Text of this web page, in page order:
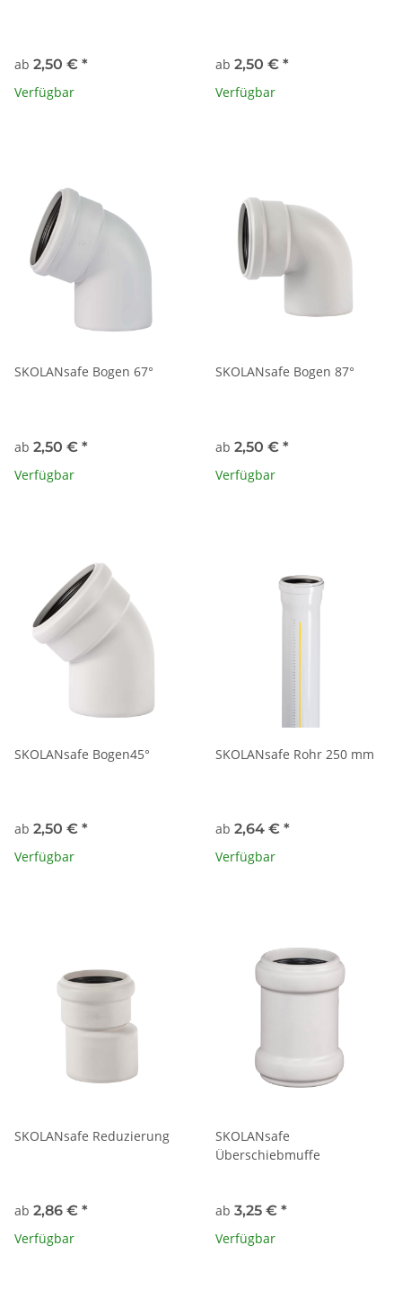
ab 2,50 € *
Verfügbar
ab 2,50 € *
Verfügbar
SKOLANsafe Bogen 67°
ab 2,50 € *
Verfügbar
SKOLANsafe Bogen 87°
ab 2,50 € *
Verfügbar
SKOLANsafe Bogen45°
ab 2,50 € *
Verfügbar
SKOLANsafe Rohr 250 mm
ab 2,64 € *
Verfügbar
SKOLANsafe Reduzierung
ab 2,86 € *
Verfügbar
SKOLANsafe
Überschiebmuffe
ab 3,25 € *
Verfügbar